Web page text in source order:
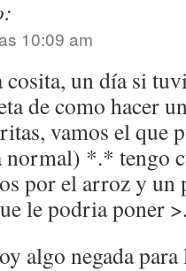
10:09 am
un día si
de como hacer
vamos el que
normal) *.* tengo
por el arroz y un
le podria poner
algo negada